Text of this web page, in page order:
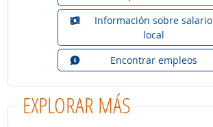
Información sobre salario
local
Encontrar empleos
EXPLORAR MÁS